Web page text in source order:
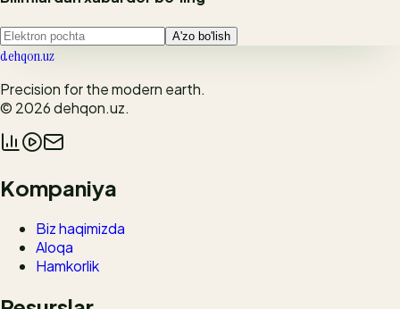
A'zo bo'lish
dehqon.uz
Precision for the modern earth.
© 2026dehqon.uz.
Kompaniya
Biz haqimizda
Aloqa
Hamkorlik